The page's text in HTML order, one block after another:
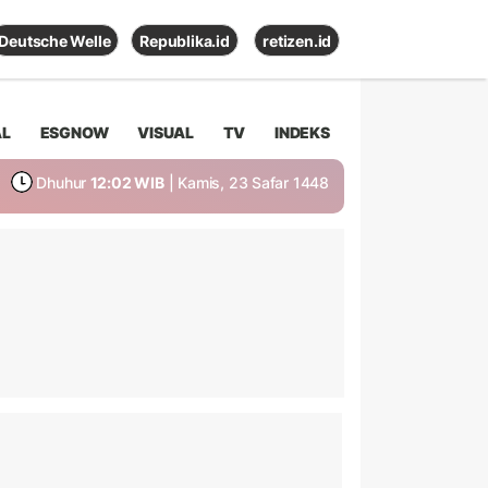
Deutsche Welle Republika.id retizen.id
ESGNOW VISUAL TV INDEKS
Dhuhur 12:02 WIB | Kamis, 23 Safar 1448